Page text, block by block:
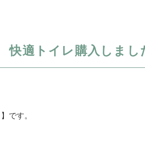
快適トイレ購入しまし
です。